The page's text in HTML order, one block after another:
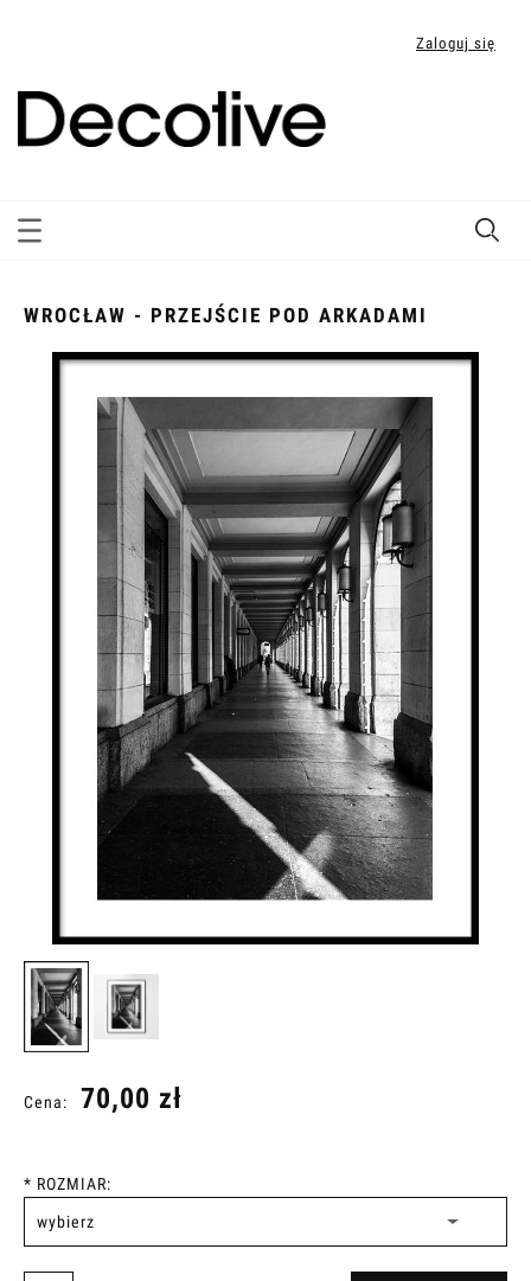
Zaloguj się
WROCŁAW - PRZEJŚCIE POD ARKADAMI
Cena: 70,00 zł
* ROZMIAR: